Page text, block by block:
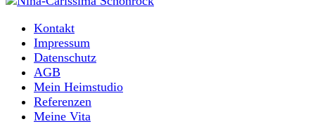
Nina-Carissima Schönrock
Moderatorin und Sprecherin
Kontakt
Impressum
Datenschutz
AGB
Mein Heimstudio
Referenzen
Meine Vita